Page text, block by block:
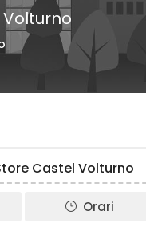
Castel Volturno
Orari